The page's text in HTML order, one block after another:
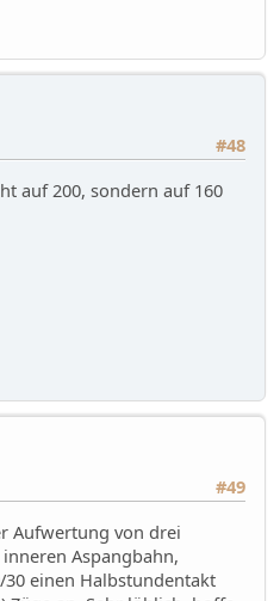
#48
auf 200, sondern auf 160
#49
Aufwertung von drei
Aspangbahn,
einen Halbstundentakt